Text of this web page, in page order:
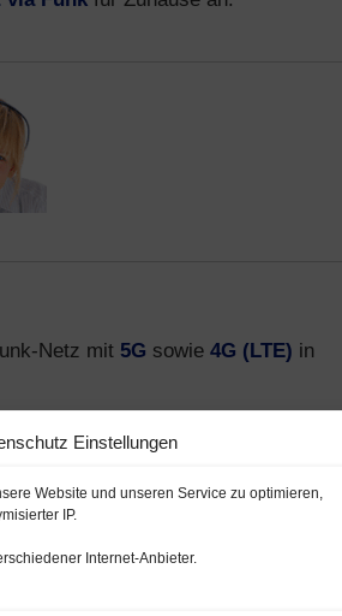
Einstellungen
Website und unseren Service zu optimieren,
IP.
Internet-Anbieter.
Netz mit 5G sowie 4G (LTE) in
dasTelekom D1-Netz
finden Sie auf